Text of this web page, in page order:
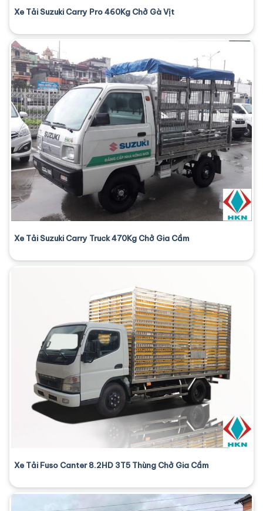
Xe Tải Suzuki Carry Pro 460Kg Chở Gà Vịt
Xe Tải Suzuki Carry Truck 470Kg Chở Gia Cầm
Xe Tải Fuso Canter 8.2HD 3T5 Thùng Chở Gia Cầm